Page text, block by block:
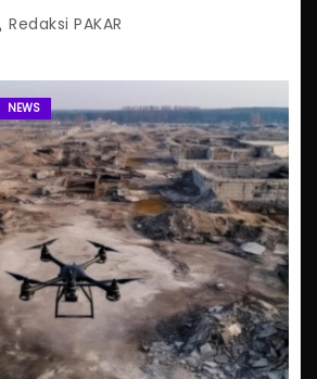
Redaksi PAKAR
NEWS